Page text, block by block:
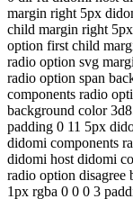
margin right 5px
child margin right
option first child
radio option svg
radio option span
components radio
background color
padding 0 11 5px
didomi components
didomi host didomi
radio option
1px rgba 0 0 0 3